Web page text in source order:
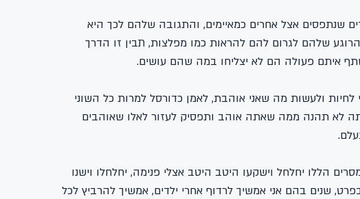
שנתפסים אצל אחרים כמאיימים, והתגובה שלהם לכך היא
שלהם לגרום להם להראות כמו מפלצות, תבין זו הדרך
איתם פעולה הם לא יצליחו במה שהם עושים.
ולעשות מה שאני אוהבת, לאמן כדורסל למרות כל השוני
לא תהנה ממה שאתה אוהב ותפסיק לעזור לאלו שאוהבים
הללו יחלחל וישקעו היטב היטב אצלי פנימה, יחלחלו וישנו
שנים בהם אני אמשיך לרדוף אחרי ילדים, אמשיך להרביץ לכל